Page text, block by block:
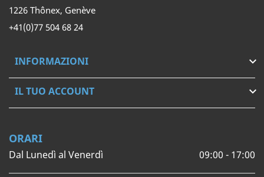
1226 Thônex, Genève
+41(0)77 504 68 24
INFORMAZIONI 
IL TUO ACCOUNT 
ORARI
Dal Lunedì al Venerdì 09:00 - 17:00